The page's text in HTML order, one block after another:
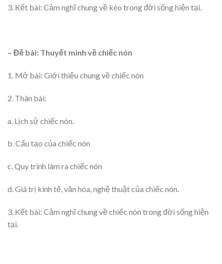
3. Kết bài: Cảm nghĩ chung về kéo trong đời sống hiện tại.
– Đề bài: Thuyết minh về chiếc nón
1. Mở bài: Giới thiệu chung về chiếc nón
2. Thân bài:
a. Lịch sử chiếc nón.
b. Cấu tạo của chiếc nón
c. Quy trình làm ra chiếc nón
d. Giá trị kinh tế, văn hóa, nghệ thuật của chiếc nón.
3. Kết bài: Cảm nghĩ chung về chiếc nón trong đời sống hiện
tại.